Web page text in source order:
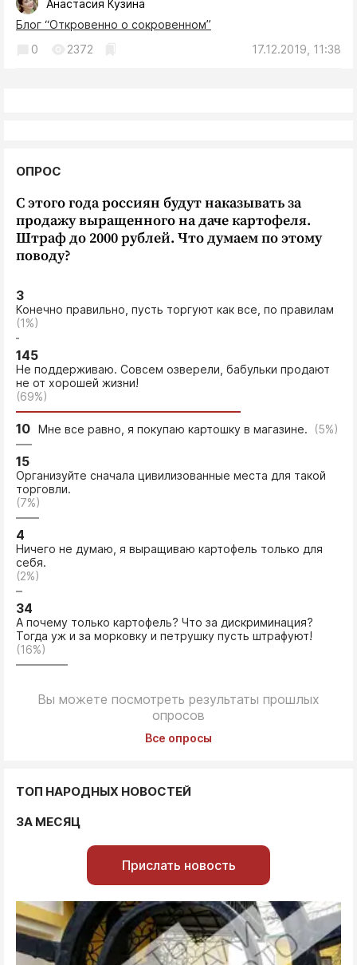
Анастасия Кузина
Блог “Откровенно о сокровенном”
17.12.2019, 11:38
0 2372
ОПРОС
С этого года россиян будут наказывать за
продажу выращенного на даче картофеля.
Штраф до 2000 рублей. Что думаем по этому
поводу?
3
Конечно правильно, пусть торгуют как все, по правилам
(1%)
145
Не поддерживаю. Совсем озверели, бабульки продают
не от хорошей жизни!
(69%)
10 Мне все равно, я покупаю картошку в магазине. (5%)
15
Организуйте сначала цивилизованные места для такой
торговли.
(7%)
4
Ничего не думаю, я выращиваю картофель только для
себя.
(2%)
34
А почему только картофель? Что за дискриминация?
Тогда уж и за морковку и петрушку пусть штрафуют!
(16%)
Вы можете посмотреть результаты прошлых
опросов
Все опросы
ТОП НАРОДНЫХ НОВОСТЕЙ
ЗА МЕСЯЦ
Прислать новость